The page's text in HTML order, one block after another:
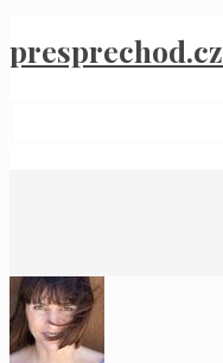
presprechod.cz